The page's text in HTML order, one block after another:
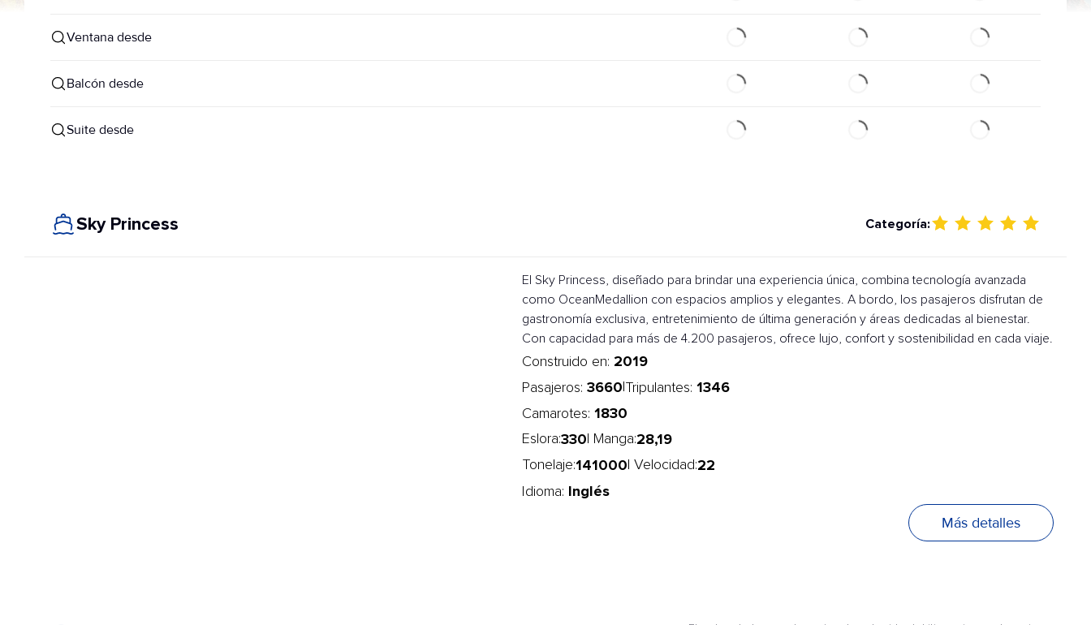
Ventana desde
Balcón desde
Suite desde
Sky Princess Categoría:
El Sky Princess, diseñado para brindar una experiencia única, combina tecnología avanzada
como OceanMedallion con espacios amplios y elegantes. A bordo, los pasajeros disfrutan de
gastronomía exclusiva, entretenimiento de última generación y áreas dedicadas al bienestar.
Con capacidad para más de 4.200 pasajeros, ofrece lujo, confort y sostenibilidad en cada viaje.
Construido en: 2019
Pasajeros: 3660 Tripulantes: 1346
Camarotes: 1830
Eslora:330 | Manga:28,19
Tonelaje:141000 | Velocidad:22
Idioma: Inglés
Más detalles